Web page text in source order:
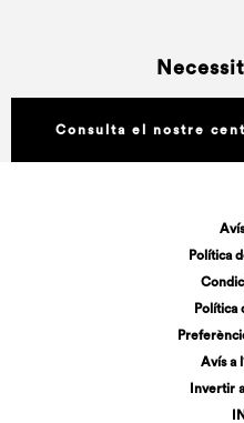
Consulta el nostre
Política
Política
Avís a
Invertir